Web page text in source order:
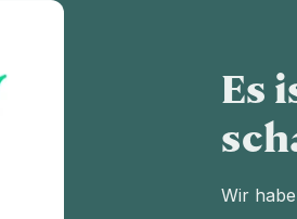
Es
Wir